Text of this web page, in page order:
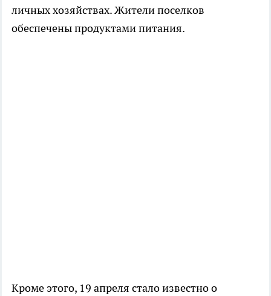
личных хозяйствах. Жители поселков
обеспечены продуктами питания.
Кроме этого, 19 апреля стало известно о